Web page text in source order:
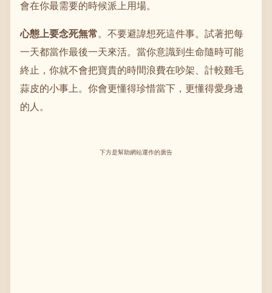
會在你最需要的時候派上用場。
心態上要念死無常。不要避諱想死這件事。試著把每
一天都當作最後一天來活。當你意識到生命隨時可能
終止，你就不會把寶貴的時間浪費在吵架、計較雞毛
蒜皮的小事上。你會更懂得珍惜當下，更懂得愛身邊
的人。
下方是幫助網站運作的廣告